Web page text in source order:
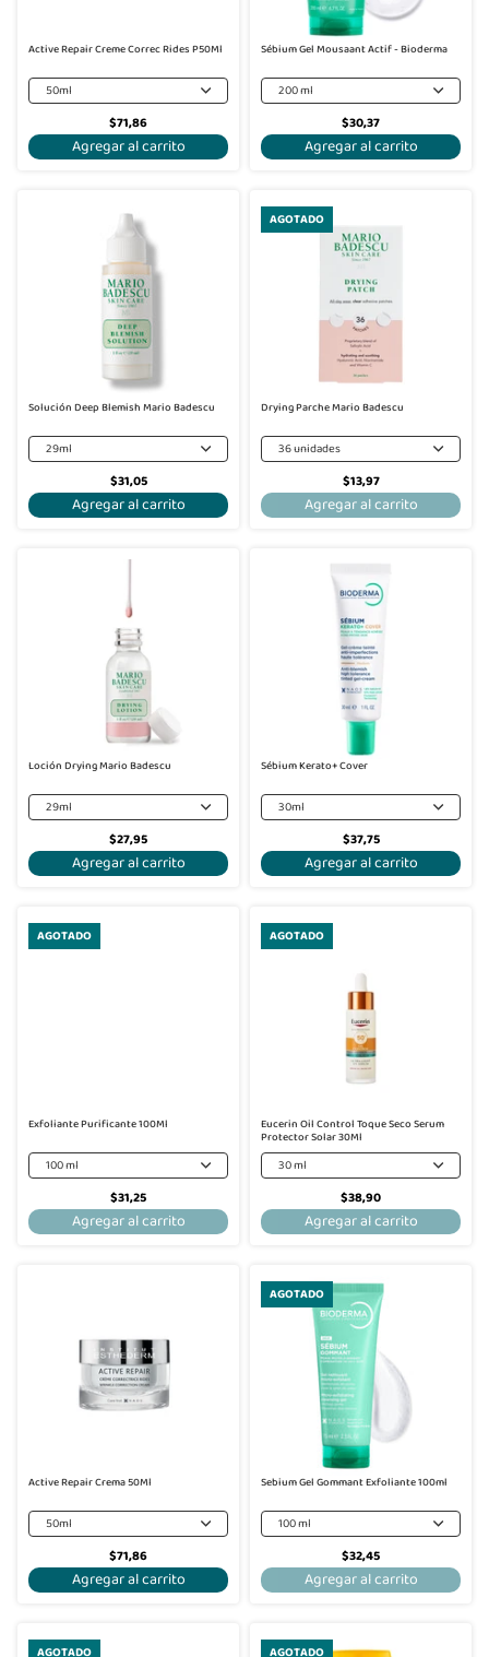
Active Repair Creme Correc Rides P50Ml
50ml
$71,86
Agregar al carrito
Sébium Gel Mousaant Actif - Bioderma
200 ml
$30,37
Agregar al carrito
Solución Deep Blemish Mario Badescu
29ml
$31,05
Agregar al carrito
AGOTADO
Drying Parche Mario Badescu
36 unidades
$13,97
Agregar al carrito
Loción Drying Mario Badescu
29ml
$27,95
Agregar al carrito
Sébium Kerato+ Cover
30ml
$37,75
Agregar al carrito
AGOTADO
Exfoliante Purificante 100Ml
100 ml
$31,25
Agregar al carrito
AGOTADO
Eucerin Oil Control Toque Seco Serum
Protector Solar 30Ml
30 ml
$38,90
Agregar al carrito
Active Repair Crema 50Ml
50ml
$71,86
Agregar al carrito
AGOTADO
Sebium Gel Gommant Exfoliante 100ml
100 ml
$32,45
Agregar al carrito
AGOTADO AGOTADO